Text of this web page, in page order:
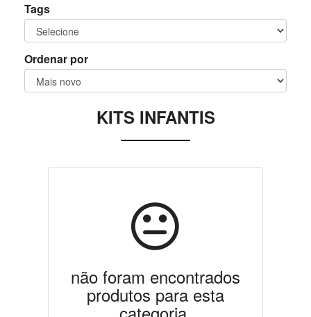
Tags
Ordenar por
KITS INFANTIS
não foram encontrados
produtos para esta